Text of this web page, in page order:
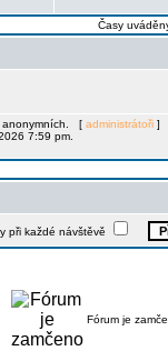
Časy
anonymních. [ administrátoři ]
7:59 pm.
každé návštěvě
Fórum je